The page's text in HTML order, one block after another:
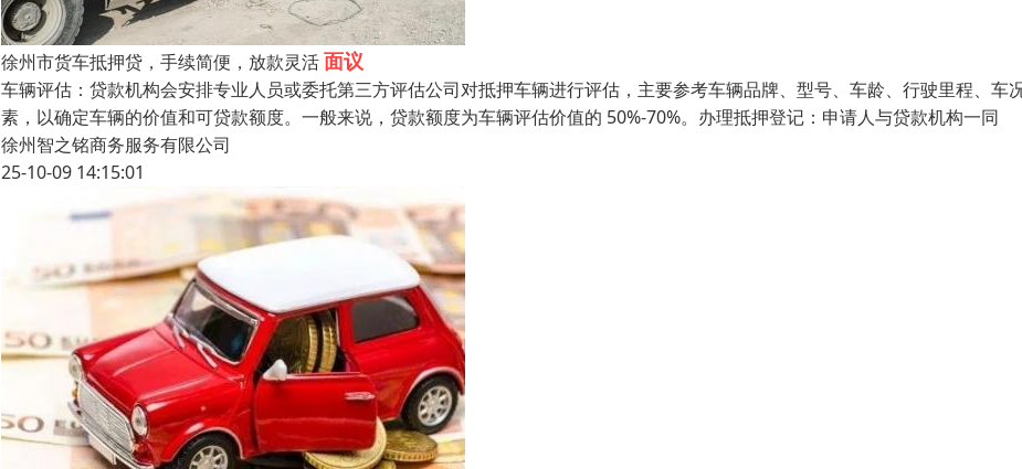
徐州市货车抵押贷，手续简便，放款灵活面议
车辆评估：贷款机构会安排专业人员或委托第三方评估公司对抵押车辆进行评估，主要参考车辆品牌、型号、车龄、行驶里程、车
素，以确定车辆的价值和可贷款额度。一般来说，贷款额度为车辆评估价值的 50%-70%。办理抵押登记：申请人与贷款机构一同
徐州智之铭商务服务有限公司
25-10-09 14:15:01